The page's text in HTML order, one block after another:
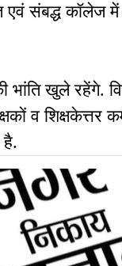
एवं संबद्ध कॉलेज
खुले रहेंगे.
व शिक्षकेत्तर